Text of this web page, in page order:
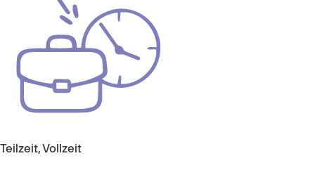
Teilzeit, Vollzeit